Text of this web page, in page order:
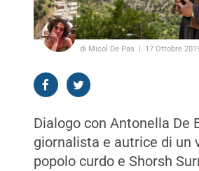
di Micol De Pas 17 Ottobre
Dialogo con Antonella De
giornalista e autrice di un
popolo curdo e Shorsh